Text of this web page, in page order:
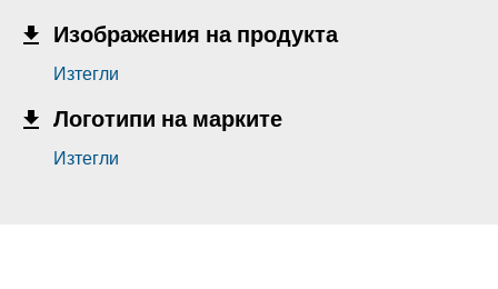
Изображения на продукта
Изтегли
Логотипи на марките
Изтегли